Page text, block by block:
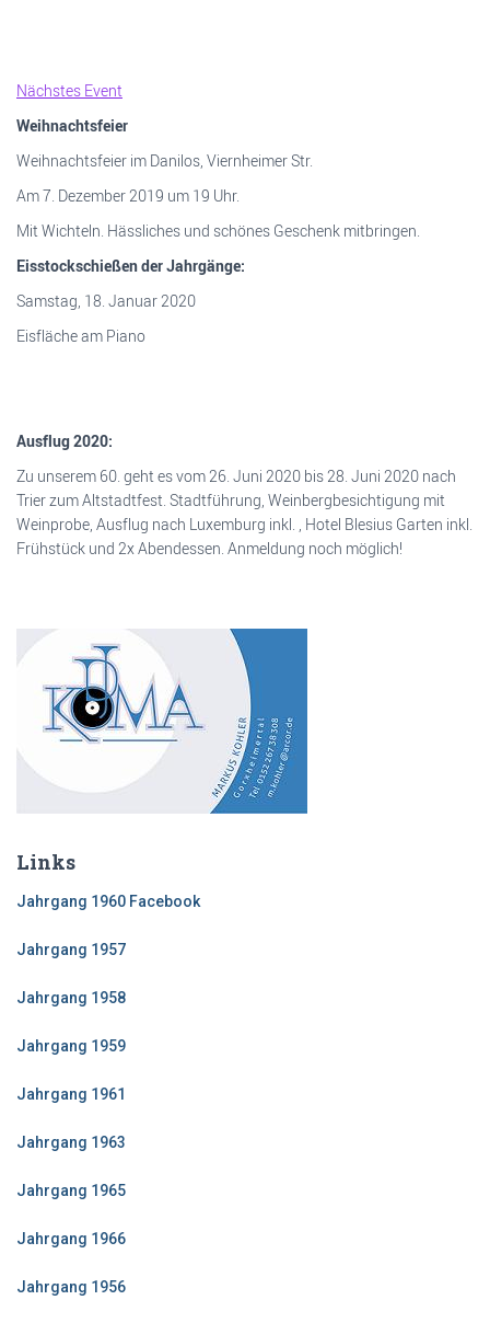
Nächstes Event
Weihnachtsfeier
Weihnachtsfeier im Danilos, Viernheimer Str.
Am 7. Dezember 2019 um 19 Uhr.
Mit Wichteln. Hässliches und schönes Geschenk mitbringen.
Eisstockschießen der Jahrgänge:
Samstag, 18. Januar 2020
Eisfläche am Piano
Ausflug 2020:
Zu unserem 60. geht es vom 26. Juni 2020 bis 28. Juni 2020 nach
Trier zum Altstadtfest. Stadtführung, Weinbergbesichtigung mit
Weinprobe, Ausflug nach Luxemburg inkl. , Hotel Blesius Garten inkl.
Frühstück und 2x Abendessen. Anmeldung noch möglich!
Links
Jahrgang 1960 Facebook
Jahrgang 1957
Jahrgang 1958
Jahrgang 1959
Jahrgang 1961
Jahrgang 1963
Jahrgang 1965
Jahrgang 1966
Jahrgang 1956